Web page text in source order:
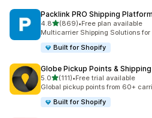
Packlink PRO Shipping Platform
4.85つ星中
(869)
合計レビュー数：869件
•Free plan available
Multicarrier Shipping Solutions
Built for Shopify
Globe Pickup Points & Shipping
5.05つ星中
(111)
合計レビュー数：111件
•Free trial available
Global pickup points from 60+
Built for Shopify